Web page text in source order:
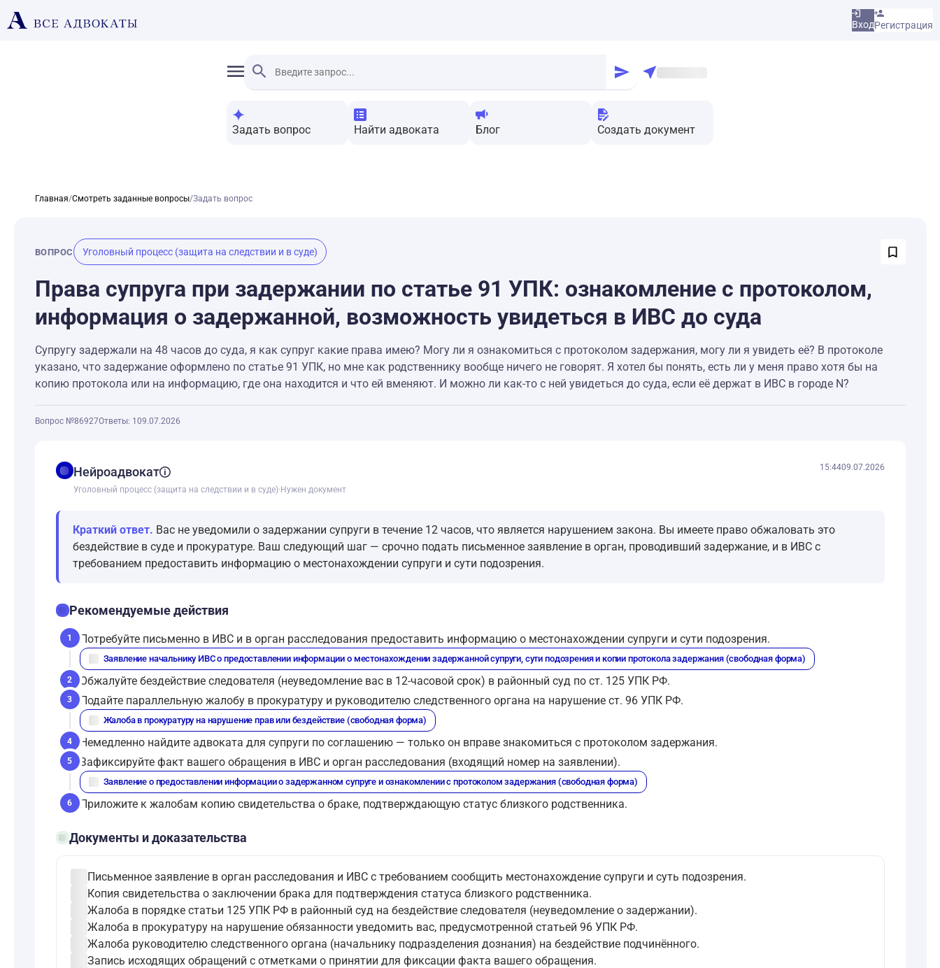
ВходРегистрация
Задать вопрос Найти адвоката Блог Создать документ
Главная/Смотреть заданные вопросы/Задать вопрос
ВОПРОС Уголовный процесс (защита на следствии и в суде)
Права супруга при задержании по статье 91 УПК: ознакомление с протоколом,
информация о задержанной, возможность увидеться в ИВС до суда
Супругу задержали на 48 часов до суда, я как супруг какие права имею? Могу ли я ознакомиться с протоколом задержания, могу ли я увидеть её? В протоколе
указано, что задержание оформлено по статье 91 УПК, но мне как родственнику вообще ничего не говорят. Я хотел бы понять, есть ли у меня право хотя бы на
копию протокола или на информацию, где она находится и что ей вменяют. И можно ли как-то с ней увидеться до суда, если её держат в ИВС в городе N?
Вопрос №86927Ответы: 1 09.07.2026
balanceНейроадвокат
Уголовный процесс (защита на следствии и в суде)· Нужен документ
15:4409.07.2026
Краткий ответ. Вас не уведомили о задержании супруги в течение 12 часов, что является нарушением закона. Вы имеете право обжаловать это
бездействие в суде и прокуратуре. Ваш следующий шаг — срочно подать письменное заявление в орган, проводивший задержание, и в ИВС с
требованием предоставить информацию о местонахождении супруги и сути подозрения.
checklistРекомендуемые действия
1
Потребуйте письменно в ИВС и в орган расследования предоставить информацию о местонахождении супруги и сути подозрения.
description
Заявление начальнику ИВС о предоставлении информации о местонахождении задержанной супруги, сути подозрения и копии протокола задержания (свободная форма)
2 Обжалуйте бездействие следователя (неуведомление вас в 12-часовой срок) в районный суд по ст. 125 УПК РФ.
3
Подайте параллельную жалобу в прокуратуру и руководителю следственного органа на нарушение ст. 96 УПК РФ.
description
Жалоба в прокуратуру на нарушение прав или бездействие (свободная форма)
4 Немедленно найдите адвоката для супруги по соглашению — только он вправе знакомиться с протоколом задержания.
5
Зафиксируйте факт вашего обращения в ИВС и орган расследования (входящий номер на заявлении).
description
Заявление о предоставлении информации о задержанном супруге и ознакомлении с протоколом задержания (свободная форма)
6 Приложите к жалобам копию свидетельства о браке, подтверждающую статус близкого родственника.
folder_openДокументы и доказательства
Письменное заявление в орган расследования и ИВС с требованием сообщить местонахождение супруги и суть подозрения.
Копия свидетельства о заключении брака для подтверждения статуса близкого родственника.
Жалоба в порядке статьи 125 УПК РФ в районный суд на бездействие следователя (неуведомление о задержании).
Жалоба в прокуратуру на нарушение обязанности уведомить вас, предусмотренной статьей 96 УПК РФ.
Жалоба руководителю следственного органа (начальнику подразделения дознания) на бездействие подчинённого.
Запись исходящих обращений с отметками о принятии для фиксации факта вашего обращения.